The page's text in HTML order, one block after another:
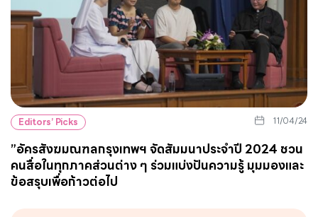
Editors’ Picks 11/04/24
”อัครสังฆมณฑลกรุงเทพฯ จัดสัมมนาประจำปี 2024 ชวน
คนสื่อในทุกภาคส่วนต่าง ๆ ร่วมแบ่งปันความรู้ มุมมองและ
ข้อสรุบเพื่อก้าวต่อไป